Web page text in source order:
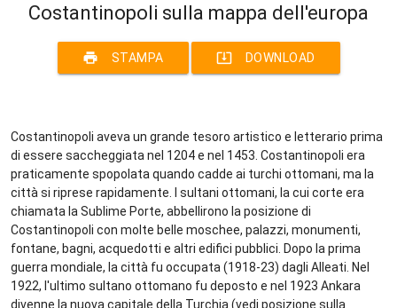
Costantinopoli sulla mappa dell'europa
print STAMPA system_update_alt DOWNLOAD
Costantinopoli aveva un grande tesoro artistico e letterario prima
di essere saccheggiata nel 1204 e nel 1453. Costantinopoli era
praticamente spopolata quando cadde ai turchi ottomani, ma la
città si riprese rapidamente. I sultani ottomani, la cui corte era
chiamata la Sublime Porte, abbellirono la posizione di
Costantinopoli con molte belle moschee, palazzi, monumenti,
fontane, bagni, acquedotti e altri edifici pubblici. Dopo la prima
guerra mondiale, la città fu occupata (1918-23) dagli Alleati. Nel
1922, l'ultimo sultano ottomano fu deposto e nel 1923 Ankara
divenne la nuova capitale della Turchia (vedi posizione sulla